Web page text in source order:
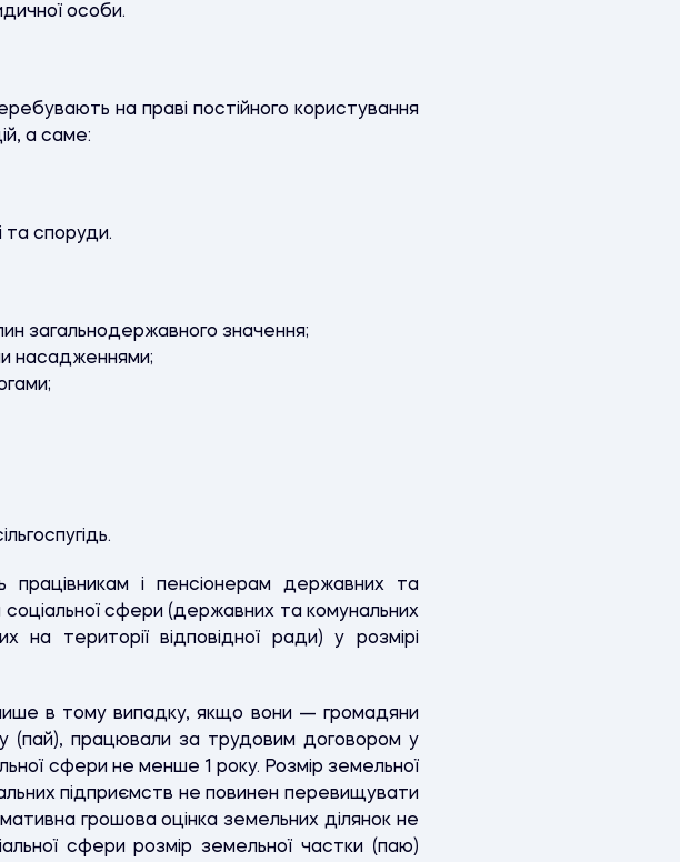
особи.
на праві постійного користування
а саме:
та споруди.
загальнодержавного значення;
насадженнями;
і пенсіонерам державних та
сфери (державних та комунальних
на території відповідної ради) у розмірі
в тому випадку, якщо вони — громадяни
(пай), працювали за трудовим договором у
сфери не менше 1 року. Розмір земельної
підприємств не повинен перевищувати
грошова оцінка земельних ділянок не
сфери розмір земельної частки (паю)